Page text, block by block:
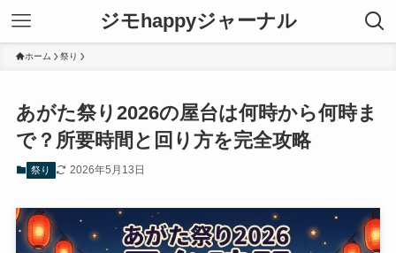
ジモhappyジャーナル
ホーム 祭り
あがた祭り2026の屋台は何時から何時ま
で？所要時間と回り方を完全攻略
祭り 2026年5月13日